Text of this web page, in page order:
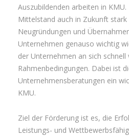
Auszubildenden arbeiten in
Mittelstand auch in Zukunft stark
Neugründungen und
Unternehmen genauso wichtig
der Unternehmen an sich schnell
Rahmenbedingungen. Dabei ist
Unternehmensberatungen ein
KMU.
Ziel der Förderung ist es, die
Leistungs- und